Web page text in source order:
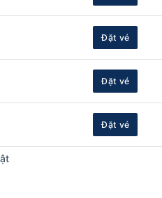
Đặt vé
Đặt vé
Đặt vé